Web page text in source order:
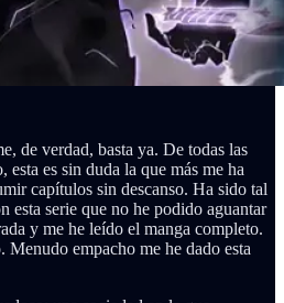
de verdad, basta ya. De todas las
esta es sin duda la que más me ha
capítulos sin descanso. Ha sido tal
esta serie que no he podido aguantar
y me he leído el manga completo.
empacho me he dado esta